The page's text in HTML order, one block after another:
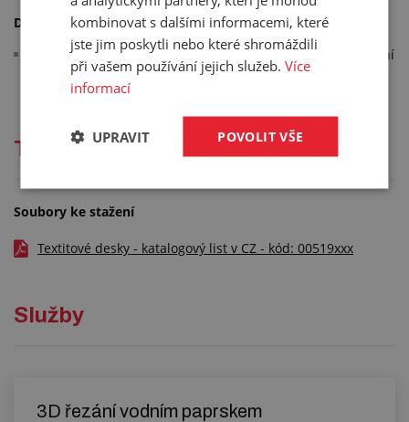
Další informace:
dodáváme jen na objednávku, uvedené ceny jsou orientační
a závisí na počtu objednaných kusů
Technická dokumentace
Soubory ke stažení
Textitové desky - katalogový list v CZ - kód: 00519xxx
Služby
3D řezání vodním paprskem
kombinovat s dalšími informacemi, které
jste jim poskytli nebo které shromáždili
při vašem používání jejich služeb.Více
informací
POVOLIT VŠE
UPRAVIT